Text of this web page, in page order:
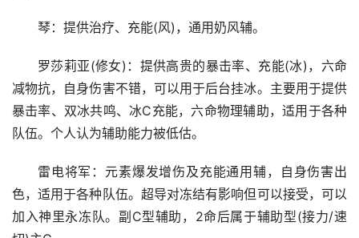
琴：提供治疗、充能(风)，通用奶风辅。
罗莎莉亚(修女)：提供高贵的暴击率、充能(冰)，六命
减物抗，自身伤害不错，可以用于后台挂冰。主要用于提供
暴击率、双冰共鸣、冰C充能，六命物理辅助，适用于各种
队伍。个人认为辅助能力被低估。
雷电将军：元素爆发增伤及充能通用辅，自身伤害出
色，适用于各种队伍。超导对冻结有影响但可以接受，可以
加入神里永冻队。副C型辅助，2命后属于辅助型(接力/速